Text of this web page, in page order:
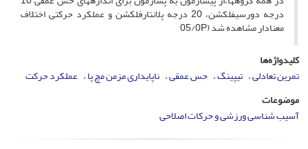
درجه دورسی­فلکشن، 20 درجه پلانتارفلکشن و عملکرد حرکتی اختلاف
معنادار مشاهده شد (05/0P
کلیدواژه‌ها
تمرین تعادلی تیپینگ حس عمقی ناپایداری مزمن مچ پا عملکرد حرکت
موضوعات
آسیب شناسی ورزشی و حرکات اصلاحی